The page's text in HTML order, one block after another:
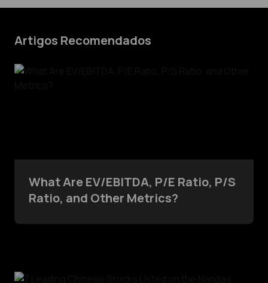
Artigos Recomendados
What Are EV/EBITDA, P/E Ratio, P/S
Ratio, and Other Metrics?